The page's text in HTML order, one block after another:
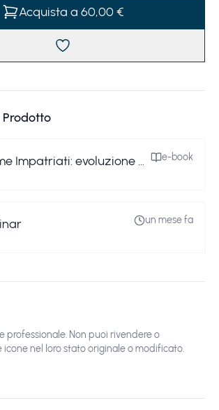
Acquista a 60,00 €
evoluzione normativa, casi dubbi e aspetti operativi.pdf e-book
un mese fa
professionale. Non puoi rivendere o
icone nel loro stato originale o modificato.